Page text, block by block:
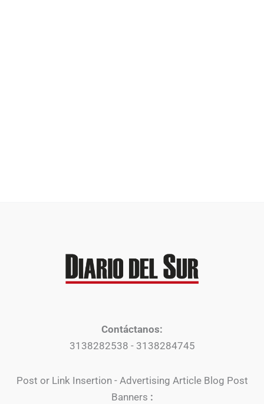
Contáctanos:
3138282538 - 3138284745
Post or Link Insertion - Advertising Article Blog Post
Banners :